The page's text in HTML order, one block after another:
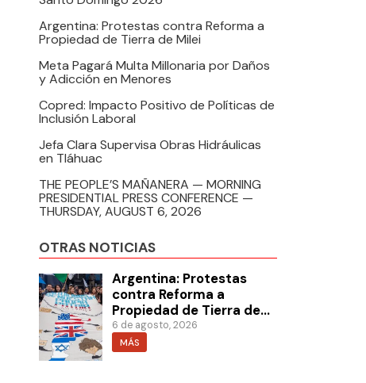
Argentina: Protestas contra Reforma a
Propiedad de Tierra de Milei
Meta Pagará Multa Millonaria por Daños
y Adicción en Menores
Copred: Impacto Positivo de Políticas de
Inclusión Laboral
Jefa Clara Supervisa Obras Hidráulicas
en Tláhuac
THE PEOPLE’S MAÑANERA — MORNING
PRESIDENTIAL PRESS CONFERENCE —
THURSDAY, AUGUST 6, 2026
OTRAS NOTICIAS
Argentina: Protestas
contra Reforma a
Propiedad de Tierra de
Milei
6 de agosto, 2026
MÁS